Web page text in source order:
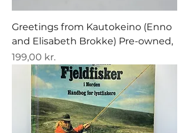
Greetings from Kautokeino (Enno
and Elisabeth Brokke) Pre-owned,
Pris
199,00 kr.